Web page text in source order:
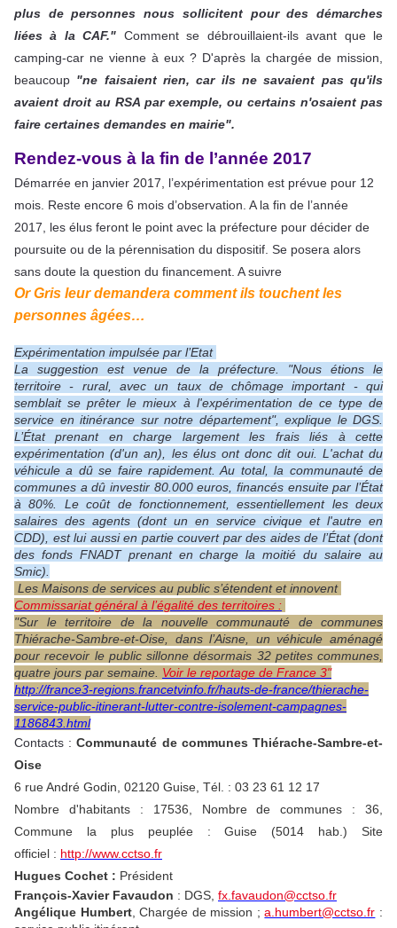
plus de personnes nous sollicitent pour des démarches
liées à la CAF." Comment se débrouillaient-ils avant que le
camping-car ne vienne à eux ? D'après la chargée de mission,
beaucoup "ne faisaient rien, car ils ne savaient pas qu'ils
avaient droit au RSA par exemple, ou certains n'osaient pas
faire certaines demandes en mairie".
Rendez-vous à la fin de l’année 2017
Démarrée en janvier 2017, l’expérimentation est prévue pour 12
mois. Reste encore 6 mois d’observation. A la fin de l’année
2017, les élus feront le point avec la préfecture pour décider de
poursuite ou de la pérennisation du dispositif. Se posera alors
sans doute la question du financement. A suivre
Or Gris leur demandera comment ils touchent les
personnes âgées…
Expérimentation impulsée par l’Etat
La suggestion est venue de la préfecture. "Nous étions le
territoire - rural, avec un taux de chômage important - qui
semblait se prêter le mieux à l'expérimentation de ce type de
service en itinérance sur notre département", explique le DGS.
L’État prenant en charge largement les frais liés à cette
expérimentation (d'un an), les élus ont donc dit oui. L'achat du
véhicule a dû se faire rapidement. Au total, la communauté de
communes a dû investir 80.000 euros, financés ensuite par l’État
à 80%. Le coût de fonctionnement, essentiellement les deux
salaires des agents (dont un en service civique et l'autre en
CDD), est lui aussi en partie couvert par des aides de l’État (dont
des fonds FNADT prenant en charge la moitié du salaire au
Smic).
Les Maisons de services au public s’étendent et innovent
Commissariat général à l’égalité des territoires :
"Sur le territoire de la nouvelle communauté de communes
Thiérache-Sambre-et-Oise, dans l’Aisne, un véhicule aménagé
pour recevoir le public sillonne désormais 32 petites communes,
quatre jours par semaine. Voir le reportage de France 3"
http://france3-regions.francetvinfo.fr/hauts-de-france/thierache-
service-public-itinerant-lutter-contre-isolement-campagnes-
1186843.html
Contacts :Communauté de communes Thiérache-Sambre-et-
Oise
6 rue André Godin, 02120 Guise, Tél. : 03 23 61 12 17
Nombre d'habitants : 17536, Nombre de communes : 36,
Commune la plus peuplée : Guise (5014 hab.) Site
officiel : http://www.cctso.fr
Hugues Cochet : Président
François-Xavier Favaudon : DGS, fx.favaudon@cctso.fr
Angélique Humbert, Chargée de mission ;a.humbert@cctso.fr :